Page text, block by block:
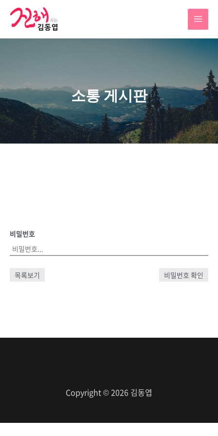
소통 게시판
비밀번호
목록보기 비밀번호 확인
Copyright © 2026 김동엽